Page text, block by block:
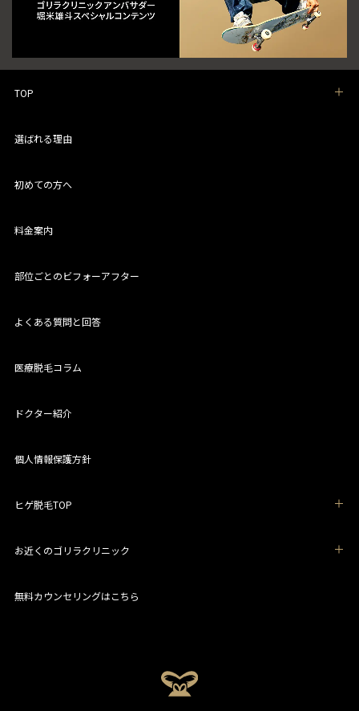
TOP
選ばれる理由
初めての方へ
料金案内
部位ごとのビフォーアフター
よくある質問と回答
医療脱毛コラム
ドクター紹介
個人情報保護方針
ヒゲ脱毛TOP
お近くのゴリラクリニック
無料カウンセリングはこちら